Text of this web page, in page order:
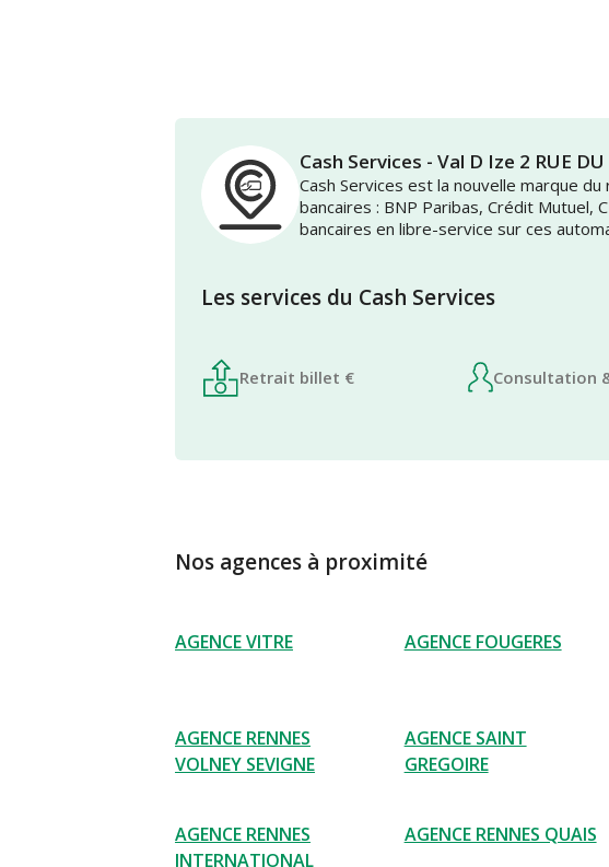
Cash Services - Val D Ize 2 RUE DU
Cash Services est la nouvelle marque
bancaires : BNP Paribas, Crédit
bancaires en libre-service sur ces
Les services du Cash Services
Retrait billet € Consultation
Nos agences à proximité
AGENCE VITRE AGENCE FOUGERES
AGENCE RENNES
VOLNEY SEVIGNE
AGENCE SAINT
GREGOIRE
AGENCE RENNES
INTERNATIONAL
AGENCE RENNES QUAIS